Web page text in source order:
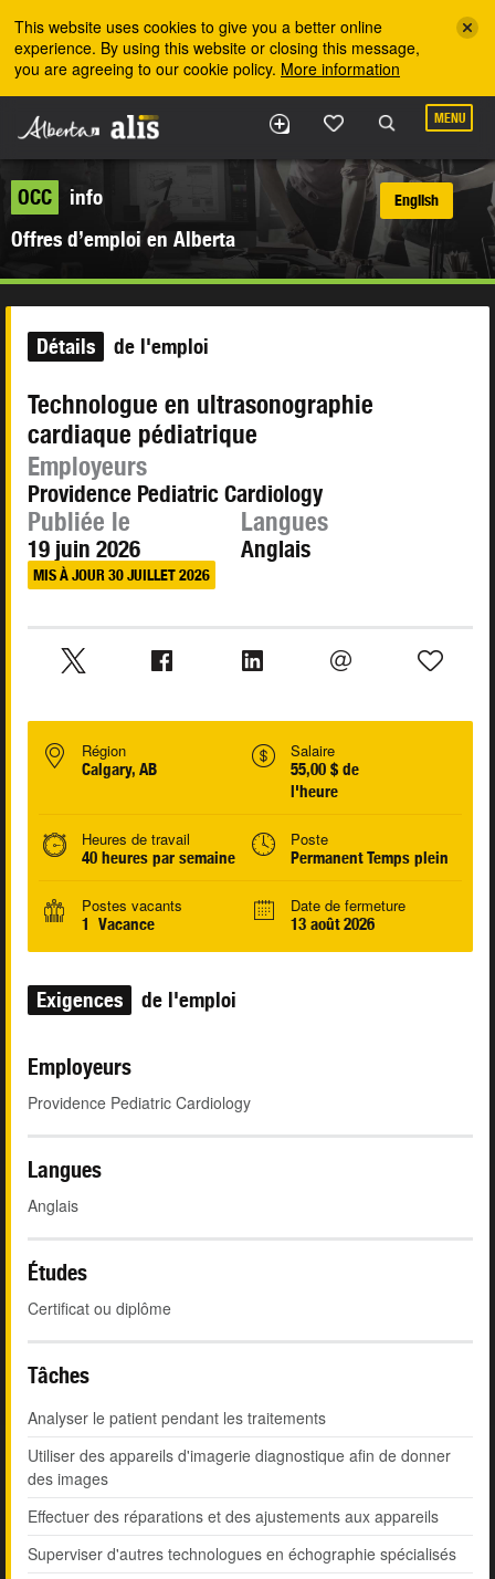
This website uses cookies to give you a better online
experience. By using this website or closing this message,
you are agreeing to our cookie policy. More information
MENU
OCC
info
Offres d’emploi en Alberta
English
Détails de l'emploi
Technologue en ultrasonographie
cardiaque pédiatrique
Employeurs
Providence Pediatric Cardiology
Publiée le
19 juin 2026
MIS À JOUR 30 JUILLET 2026
Langues
Anglais
Région
Calgary, AB
Salaire
55,00 $ de
l'heure
Heures de travail
40 heures par semaine
Poste
Permanent Temps plein
Postes vacants
1 Vacance
Date de fermeture
13 août 2026
Exigences de l'emploi
Employeurs
Providence Pediatric Cardiology
Langues
Anglais
Études
Certificat ou diplôme
Tâches
Analyser le patient pendant les traitements
Utiliser des appareils d'imagerie diagnostique afin de donner
des images
Effectuer des réparations et des ajustements aux appareils
Superviser d'autres technologues en échographie spécialisés